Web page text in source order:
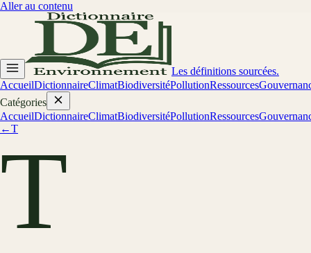
Aller au contenu
Les définitions sourcées.
AccueilDictionnaireClimatBiodiversitéPollutionRessources
Catégories
AccueilDictionnaireClimatBiodiversitéPollutionRessources
←T
T